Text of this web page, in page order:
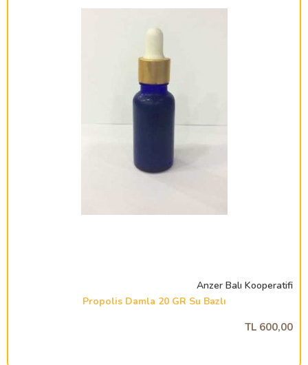
Anzer Balı Kooperatifi
Propolis Damla 20 GR Su Bazlı
600,00 TL